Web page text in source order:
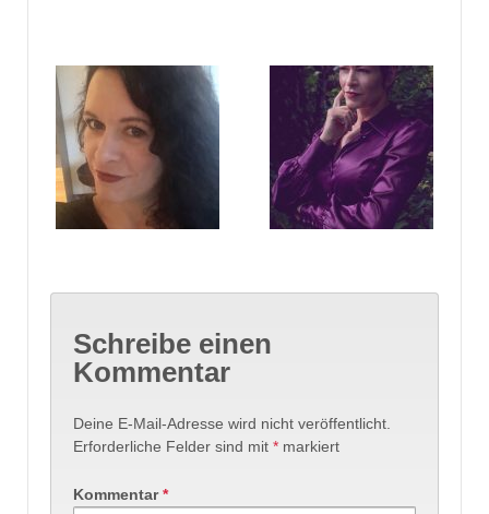
Schreibe einen
Kommentar
Deine E-Mail-Adresse wird nicht veröffentlicht.
Erforderliche Felder sind mit * markiert
Kommentar*